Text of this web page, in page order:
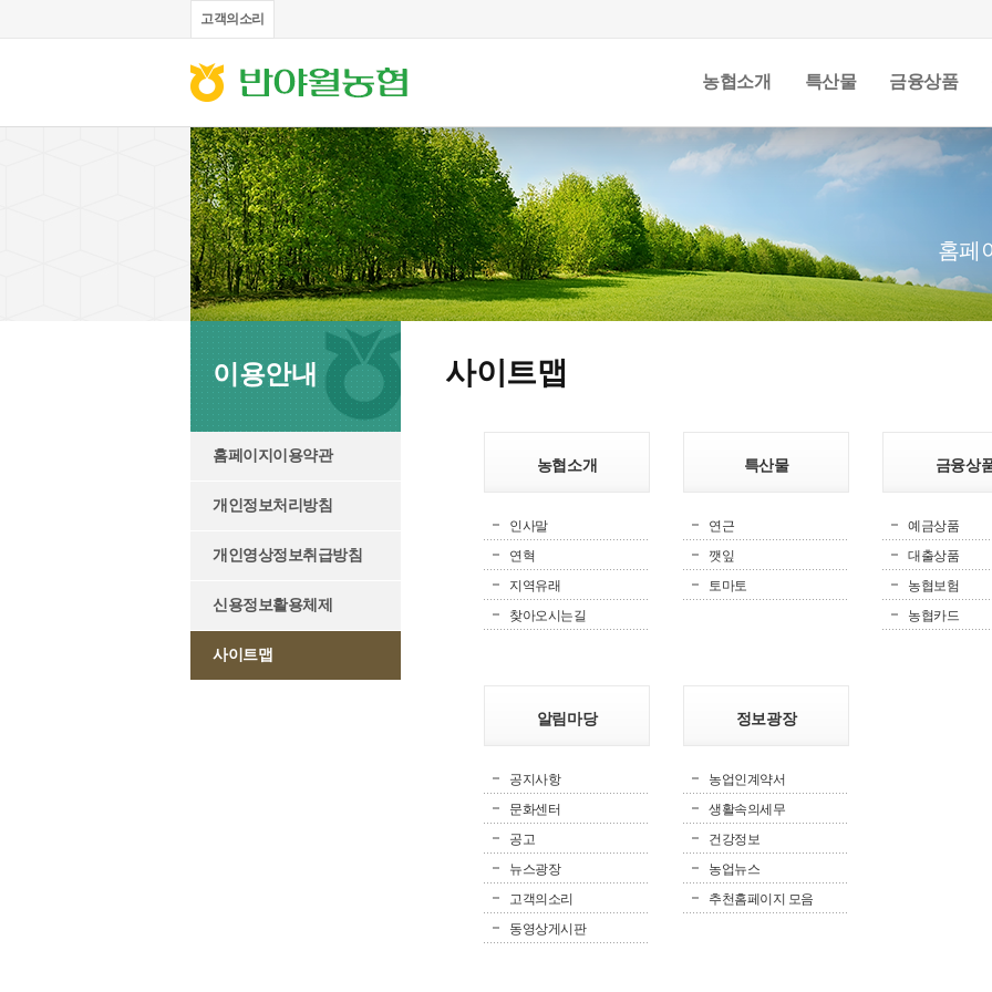
고객의소리
농협소개 특산물 금융상품
홈페
이용안내
홈페이지이용약관
개인정보처리방침
개인영상정보취급방침
신용정보활용체제
사이트맵
사이트맵
농협소개
인사말
연혁
지역유래
찾아오시는길
특산물
연근
깻잎
토마토
금융상
예금상품
대출상품
농협보험
농협카드
알림마당
공지사항
문화센터
공고
뉴스광장
고객의소리
동영상게시판
정보광장
농업인계약서
생활속의세무
건강정보
농업뉴스
추천홈페이지 모음